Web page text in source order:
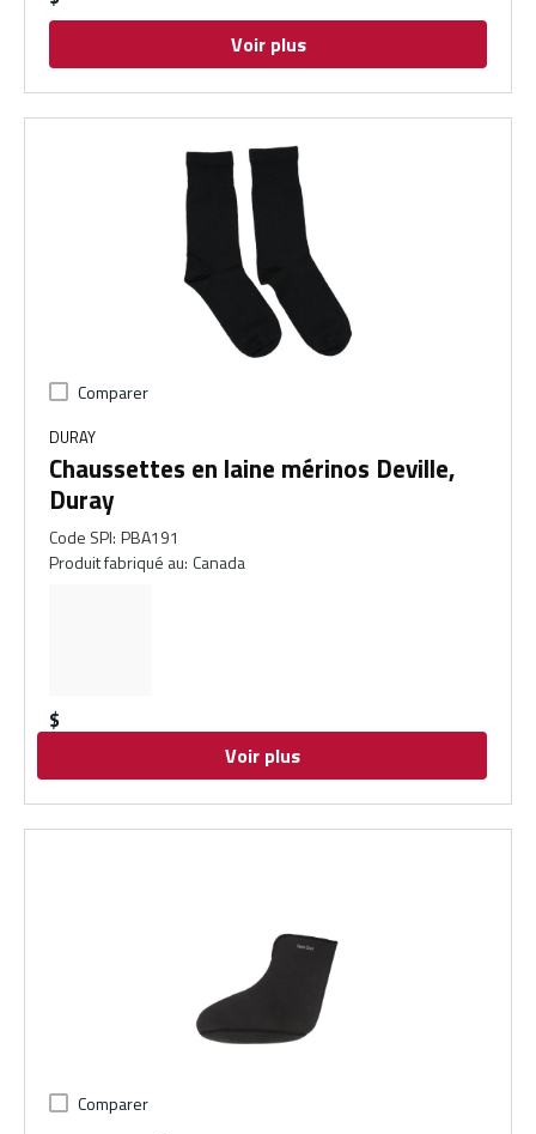
Voir plus
Comparer
DURAY
Chaussettes en laine mérinos Deville,
Duray
Code SPI: PBA191
Produit fabriqué au: Canada
$
Voir plus
Comparer